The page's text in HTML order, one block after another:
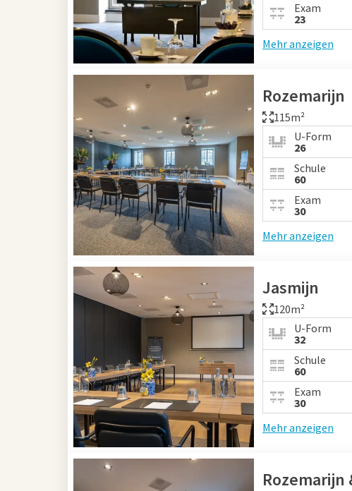
Exam
23
Mehr anzeigen
Rozemarijn
115m²
U-Form
26
Schule
60
Exam
30
Mehr anzeigen
Jasmijn
120m²
U-Form
32
Schule
60
Exam
30
Mehr anzeigen
Rozemarijn